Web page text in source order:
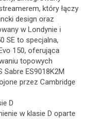
który łączy
design oraz
w Londynie i
SE to specjalna,
150, oferująca
topowych
ES9018K2M
przez Cambridge
D
w klasie D oparte